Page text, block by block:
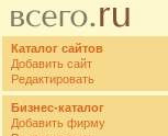
Каталог сайтов
Добавить сайт
Редактировать
Бизнес-каталог
Добавить фирму